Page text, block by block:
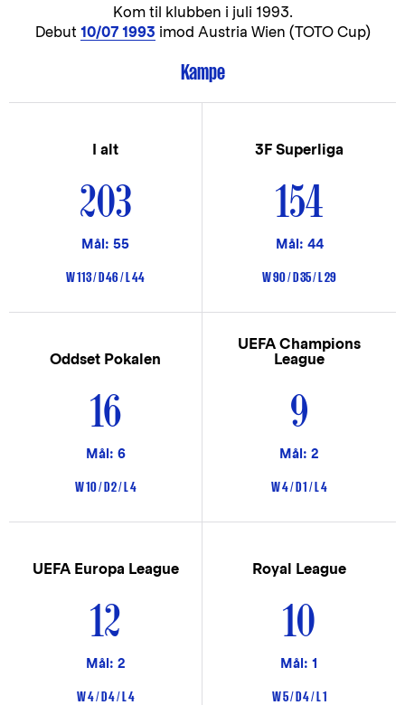
Kom til klubben i juli 1993.
Debut 10/07 1993 imod Austria Wien (TOTO Cup)
Kampe
I alt
203
Mål: 55
W 113 / D 46 / L 44
3F Superliga
154
Mål: 44
W 90 / D 35 / L 29
Oddset Pokalen
16
Mål: 6
W 10 / D 2 / L 4
UEFA Champions
League
9
Mål: 2
W 4 / D 1 / L 4
UEFA Europa League
12
Mål: 2
W 4 / D 4 / L 4
Royal League
10
Mål: 1
W 5 / D 4 / L 1